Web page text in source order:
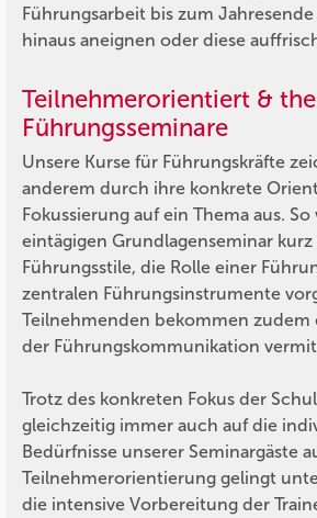
Führungsarbeit bis zum
hinaus aneignen oder diese
Teilnehmerorientiert &
Führungsseminare
Unsere Kurse für Führungskräfte
anderem durch ihre konkrete
Fokussierung auf ein Thema aus.
eintägigen Grundlagenseminar
Führungsstile, die Rolle einer
zentralen Führungsinstrumente
Teilnehmenden bekommen zudem
der Führungskommunikation
Trotz des konkreten Fokus der
gleichzeitig immer auch auf die
Bedürfnisse unserer Seminargäste
Teilnehmerorientierung gelingt
die intensive Vorbereitung der